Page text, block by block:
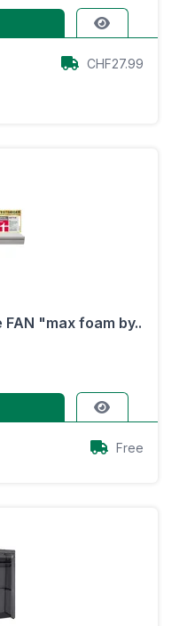
CHF27.99
"max foam by..
Free